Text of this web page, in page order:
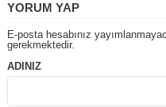
YORUM YAP
E-posta hesabınız
gerekmektedir.
ADINIZ